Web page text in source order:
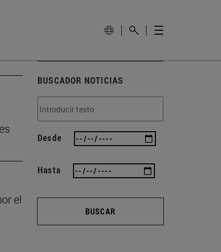
el
BUSCADOR NOTICIAS
Desde
Hasta
BUSCAR